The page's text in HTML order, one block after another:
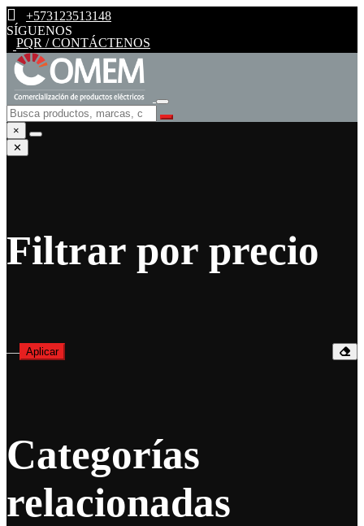
+573123513148
SÍGUENOS
PQR / CONTÁCTENOS
×
✕
Filtrar por precio
— Aplicar
Categorías
relacionadas